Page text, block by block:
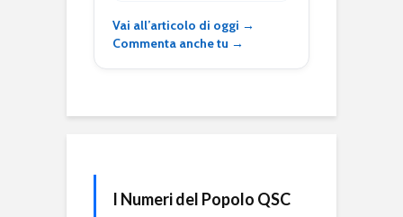
Vai all’articolo di oggi →
Commenta anche tu →
I Numeri del Popolo QSC